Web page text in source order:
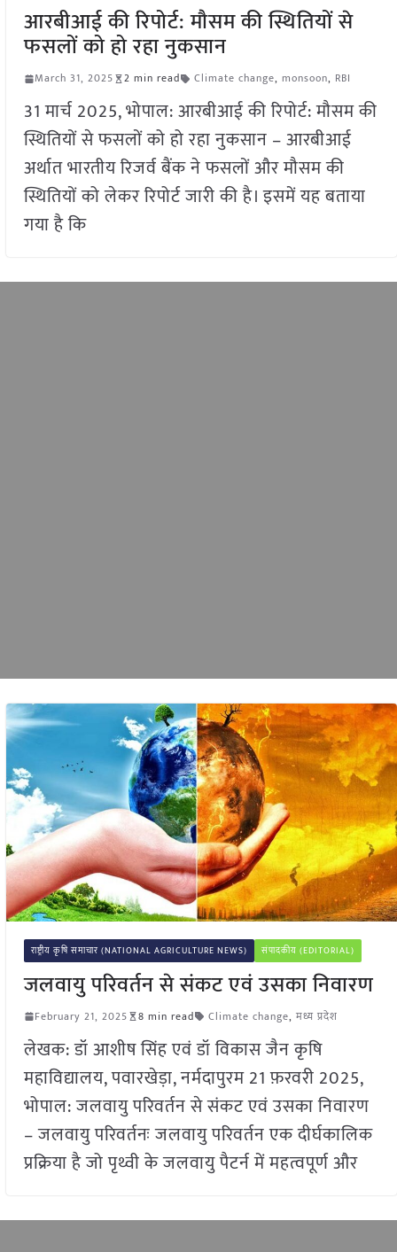
आरबीआई की रिपोर्ट: मौसम की स्थितियों से
फसलों को हो रहा नुकसान
March 31, 2025 2 min read Climate change, monsoon, RBI
31 मार्च 2025, भोपाल: आरबीआई की रिपोर्ट: मौसम की
स्थितियों से फसलों को हो रहा नुकसान – आरबीआई
अर्थात भारतीय रिजर्व बैंक ने फसलों और मौसम की
स्थितियों को लेकर रिपोर्ट जारी की है। इसमें यह बताया
गया है कि
राष्ट्रीय कृषि समाचार (NATIONAL AGRICULTURE NEWS) संपादकीय (EDITORIAL)
जलवायु परिवर्तन से संकट एवं उसका निवारण
February 21, 2025 8 min read Climate change, मध्य प्रदेश
लेखक: डॉ आशीष सिंह एवं डॉ विकास जैन कृषि
महाविद्यालय, पवारखेड़ा, नर्मदापुरम 21 फ़रवरी 2025,
भोपाल: जलवायु परिवर्तन से संकट एवं उसका निवारण
– जलवायु परिवर्तनः जलवायु परिवर्तन एक दीर्घकालिक
प्रक्रिया है जो पृथ्वी के जलवायु पैटर्न में महत्वपूर्ण और